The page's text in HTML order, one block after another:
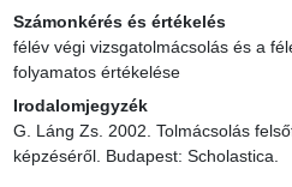
Számonkérés és értékelés
félév végi vizsgatolmácsolás és a
folyamatos értékelése
Irodalomjegyzék
G. Láng Zs. 2002. Tolmácsolás
képzéséről. Budapest: Scholastica.